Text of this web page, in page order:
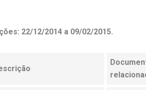
22/12/2014 a 09/02/2015.